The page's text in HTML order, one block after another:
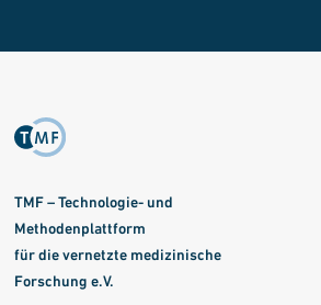
TMF – Technologie- und
Methodenplattform
für die vernetzte medizinische
Forschung e.V.